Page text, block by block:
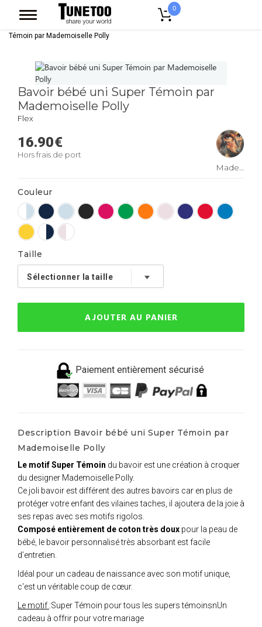
0
Vêtement Enfant Bebe
Bavoir bébé uni Super
Témoin par Mademoiselle Polly
Bavoir bébé uni Super Témoin par
Mademoiselle Polly
Flex
16.90€
Hors frais de port
Couleur
Taille
AJOUTER AU PANIER
Paiement entièrement sécurisé
Description Bavoir bébé uni Super Témoin par
Mademoiselle Polly
Le motif Super Témoin du bavoir est une création à croquer
du designer Mademoiselle Polly.
Ce joli bavoir est différent des autres bavoirs car en plus de
protéger votre enfant des vilaines taches, il ajoutera de la joie à
ses repas avec ses motifs rigolos.
Composé entièrement de coton très doux pour la peau de
bébé, le bavoir personnalisé très absorbant est facile
d’entretien.
Idéal pour un cadeau de naissance avec son motif unique,
c'est un véritable coup de cœur.
Le motif :Super Témoin pour tous les supers témoinsnUn
cadeau à offrir pour votre mariage